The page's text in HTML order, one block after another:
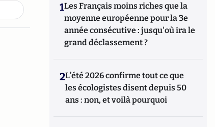
1Les Français moins riches que la
moyenne européenne pour la 3e
année consécutive : jusqu'où ira le
grand déclassement ?
2L’été 2026 confirme tout ce que
les écologistes disent depuis 50
ans : non, et voilà pourquoi